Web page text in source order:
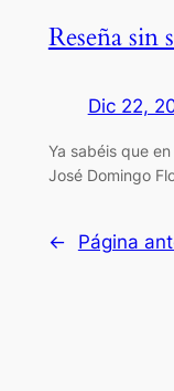
Reseña sin
Dic 22,
Ya sabéis que
José Domingo
← Página